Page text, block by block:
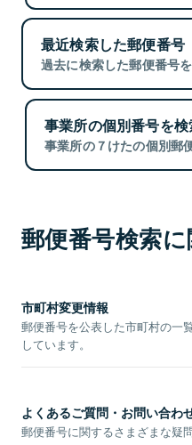
最近検索した郵便番号
過去に検索した郵便番号
事業所の個別番号を検
事業所の７けたの個別郵
郵便番号検索
市町村変更情報
郵便番号を公表した市町村の一
しています。
よくあるご質問・お問い合わ
郵便番号に関するさまざまな疑